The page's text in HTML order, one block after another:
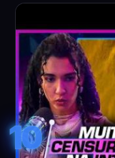
10